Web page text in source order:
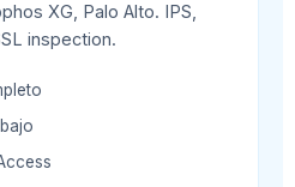
XG, Palo Alto. IPS,
inspection.